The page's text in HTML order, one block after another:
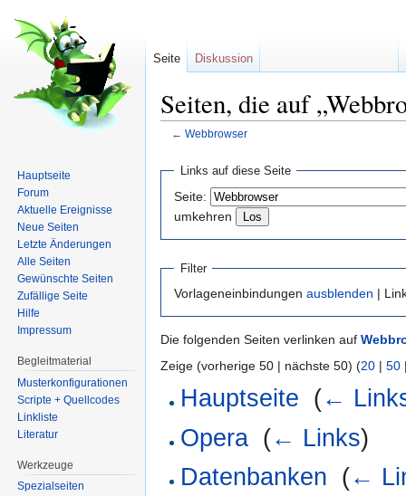
Seiten, die auf
← Webbrowser
Links auf diese Seite
Seite:
umkehren
Filter
Vorlageneinbindungen ausblenden |
Die folgenden Seiten verlinken auf
Zeige (vorherige 50 | nächste 50) (20 | 50
Hauptseite (←
Opera (← Links)
Datenbanken (←
Seite Diskussion
Hauptseite
Forum
Aktuelle Ereignisse
Neue Seiten
Letzte Änderungen
Alle Seiten
Gewünschte Seiten
Zufällige Seite
Hilfe
Impressum
Begleitmaterial
Musterkonfigurationen
Scripte + Quellcodes
Linkliste
Literatur
Werkzeuge
Spezialseiten